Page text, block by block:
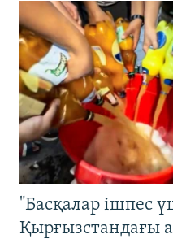
"Басқалар ішпес
Қырғызстандағы